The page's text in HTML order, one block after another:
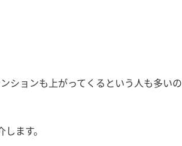
ションも上がってくるという人も多いの
ます。